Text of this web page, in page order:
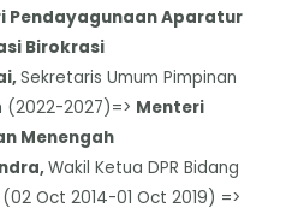
Pendayagunaan Aparatur
Birokrasi
Sekretaris Umum Pimpinan
(2022-2027)=> Menteri
Menengah
Wakil Ketua DPR Bidang
Oct 2014-01 Oct 2019) =>